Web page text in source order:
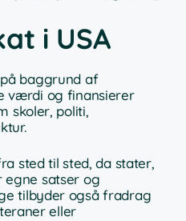
i USA
baggrund af
værdi og finansierer
skoler, politi,
sted til sted, da stater,
satser og
tilbyder også fradrag
eller